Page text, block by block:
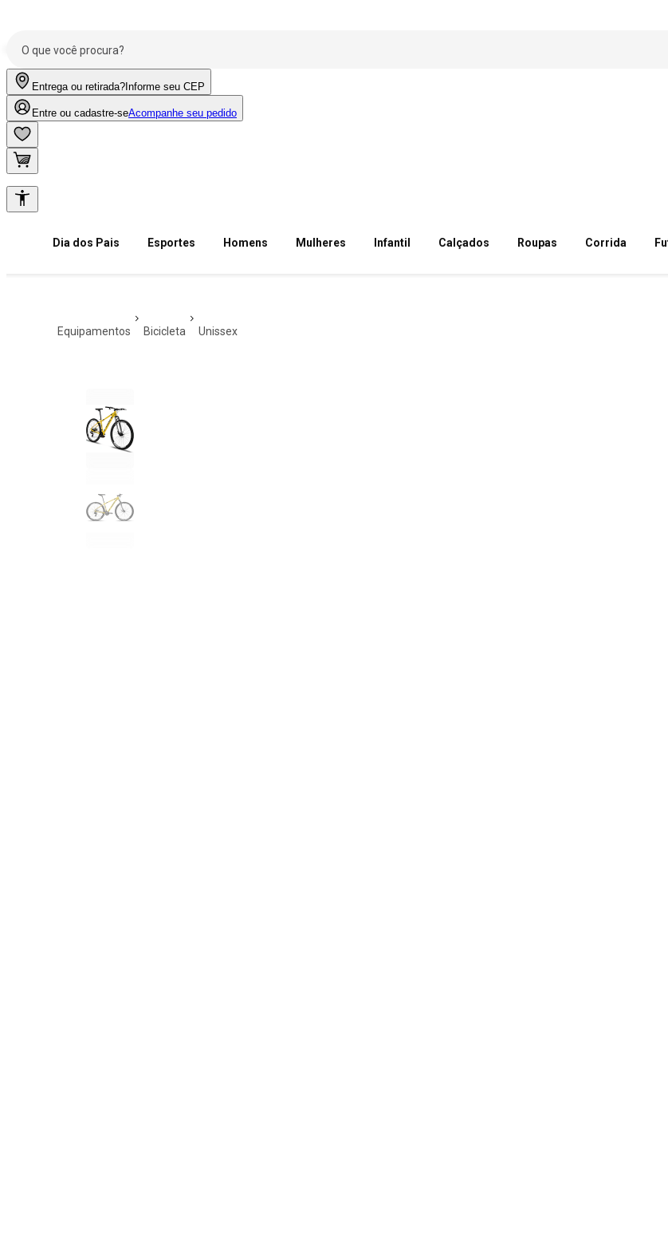
Entrega ou retirada? Informe seu CEP
Entre ou cadastre-seAcompanhe seu pedido
Dia dos Pais Esportes Homens Mulheres Infantil Calçados Roupas Corrida
equipamentos bicicleta unissex